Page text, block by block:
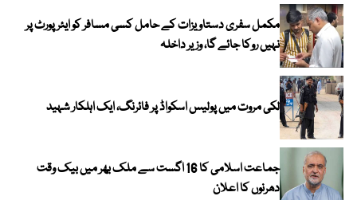
مکمل سفری دستاویزات کے حامل کسی مسافر کو ایئرپورٹ پر
نہیں روکا جائے گا، وزیر داخلہ
لکی مروت میں پولیس اسکواڈ پر فائرنگ، ایک اہلکار شہید
جماعت اسلامی کا 16 اگست سے ملک بھر میں بیک وقت
دھرنوں کا اعلان